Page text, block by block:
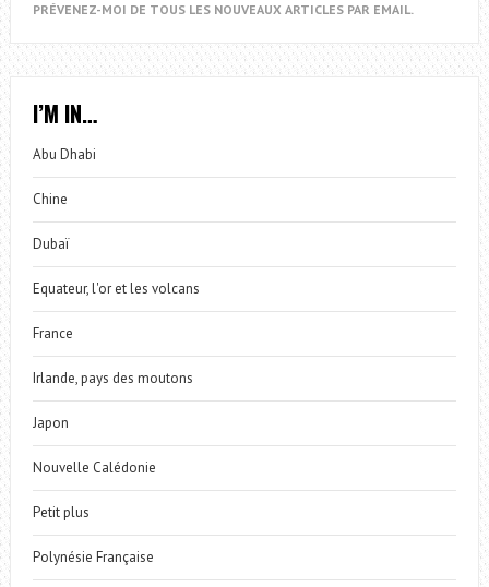
PRÉVENEZ-MOI DE TOUS LES NOUVEAUX ARTICLES PAR EMAIL.
I’M IN…
Abu Dhabi
Chine
Dubaï
Equateur, l'or et les volcans
France
Irlande, pays des moutons
Japon
Nouvelle Calédonie
Petit plus
Polynésie Française